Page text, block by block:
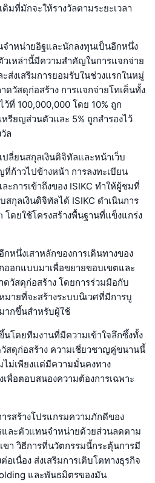
มที่มักจะให้รางวัลตามระยะเวลา
ำหน่ายอิฐและนักลงทุนเป็นอีกหนึ่ง
เหล่านี้มีความสำคัญในการแจกจ่าย
ส่งเสริมการยอมรับในช่วงแรกในหมู่
ดวัสดุก่อสร้าง การแจกจ่ายโทเค็นทั้ง
ที่ 100,000,000 โดย 10% ถูก
รียญส่วนตัวและ 5% ถูกสำรองไว้
ล
ลี่ยนสกุลเงินดิจิทัลและหน้าเว็บ
ที่ก้าวไปข้างหน้า การลงทะเบียน
ะการเข้าถึงของ ISIKC ทำให้ผู้ชมที่
กุลเงินดิจิทัลได้ ISIKC ดำเนินการ
ดยใช้โครงสร้างพื้นฐานที่แข็งแกร่ง
หนึ่งเสาหลักของการเดินทางของ
ออกแบบมาเพื่อขยายขอบเขตและ
ดวัสดุก่อสร้าง โดยการร่วมมือกับ
มายที่จะสร้างระบบนิเวศที่มีการบู
ากขึ้นสำหรับผู้ใช้
โดยทีมงานที่มีความเข้าใจลึกซึ้งทั้ง
สดุก่อสร้าง ความเชี่ยวชาญคู่ขนานนี้
ม่เพียงแต่มีความมั่นคงทาง
พื่อตอบสนองความต้องการเฉพาะ
รสร้างโปรแกรมความภักดีของ
ละตัวแทนจำหน่ายด้วยส่วนลดตาม
ขา วิธีการที่นวัตกรรมนี้กระตุ้นการมี
เนื่อง ส่งเสริมการเติบโตทางธุรกิจ
และพันธมิตรของมัน